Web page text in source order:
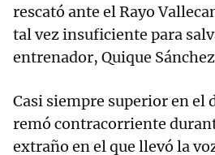
rescató ante el Rayo
tal vez insuficiente para
entrenador, Quique
Casi siempre superior en el
remó contracorriente
extraño en el que llevó la